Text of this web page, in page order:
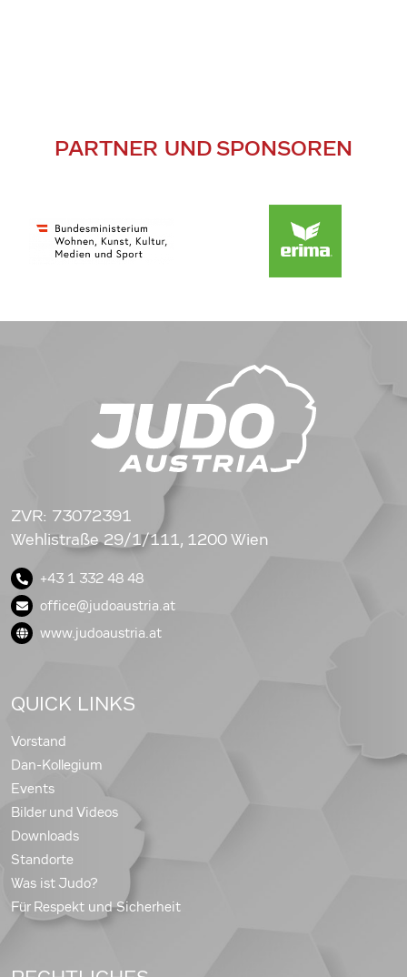
PARTNER UND SPONSOREN
ZVR: 73072391
Wehlistraße 29/1/111, 1200 Wien
+43 1 332 48 48
office@judoaustria.at
www.judoaustria.at
QUICK LINKS
Vorstand
Dan-Kollegium
Events
Bilder und Videos
Downloads
Standorte
Was ist Judo?
Für Respekt und Sicherheit